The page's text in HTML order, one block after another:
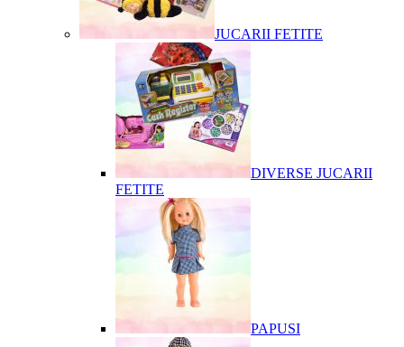
JUCARII FETITE
DIVERSE JUCARII
FETITE
PAPUSI